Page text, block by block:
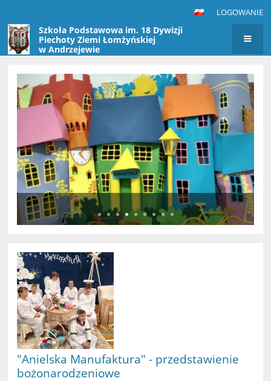
LOGOWANIE
Szkoła Podstawowa im. 18 Dywizji
Piechoty Ziemi Łomżyńskiej
w Andrzejewie
Strona
główna
"Anielska Manufaktura" - przedstawienie
bożonarodzeniowe